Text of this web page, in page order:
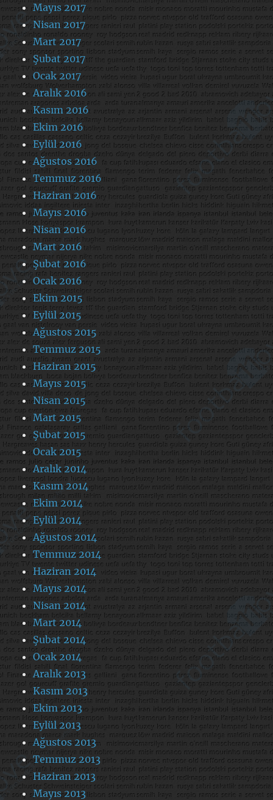
Mayıs 2017
Nisan 2017
Mart 2017
Şubat 2017
Ocak 2017
Aralık 2016
Kasım 2016
Ekim 2016
Eylül 2016
Ağustos 2016
Temmuz 2016
Haziran 2016
Mayıs 2016
Nisan 2016
Mart 2016
Şubat 2016
Ocak 2016
Ekim 2015
Eylül 2015
Ağustos 2015
Temmuz 2015
Haziran 2015
Mayıs 2015
Nisan 2015
Mart 2015
Şubat 2015
Ocak 2015
Aralık 2014
Kasım 2014
Ekim 2014
Eylül 2014
Ağustos 2014
Temmuz 2014
Haziran 2014
Mayıs 2014
Nisan 2014
Mart 2014
Şubat 2014
Ocak 2014
Aralık 2013
Kasım 2013
Ekim 2013
Eylül 2013
Ağustos 2013
Temmuz 2013
Haziran 2013
Mayıs 2013